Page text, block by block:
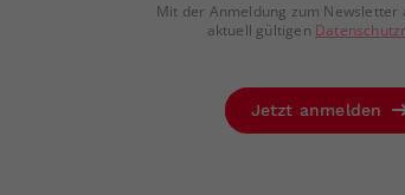
Mit der Anmeldung zum Newsletter
aktuell gültigen
Jetzt anmelden